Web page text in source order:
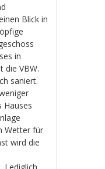
Blick in
in
die VBW.
saniert.
Hauses
Wetter für
wird die
Lediglich